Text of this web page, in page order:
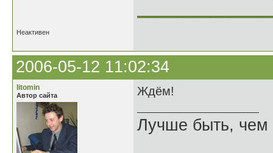
Неактивен
2006-05-12 11:02:34
litomin
Автор сайта Ждём!
Лучше быть, чем